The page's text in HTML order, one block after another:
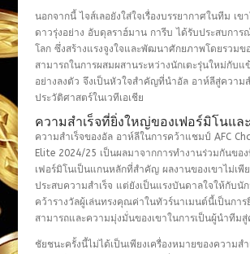
นอกจากนี้ ไจส์เลอยังใส่ใจเรื่องบรรยากาศในทีม เข
ดาวรุ่งอย่าง อับดุลราฮ์มาน การีบ ได้รับประสบการ
โลก ซึ่งสร้างแรงจูงใจและพัฒนาศักยภาพโดยรวมข
สามารถในการผสมผสานระหว่างนักเตะรุ่นใหม่กับแ
อย่างลงตัว จึงเป็นหัวใจสำคัญที่นำอัล อาห์ลีสู่ความส
ประวัติศาสตร์ในเวทีเอเชีย
ความสำเร็จที่ยิ่งใหญ่ของเฟอร์มิโนแล
ความสำเร็จของอัล อาห์ลีในการคว้าแชมป์ AFC
Elite 2024/25 เป็นผลมาจากการทำงานร่วมกันขอ
เฟอร์มิโนเป็นแกนหลักที่สำคัญ ผลงานของเขาไม่เพี
ประสบความสำเร็จ แต่ยังเป็นแรงบันดาลใจให้กับนั
คว้ารางวัลผู้เล่นทรงคุณค่าในทัวร์นาเมนต์นี้เป็นกา
สามารถและความมุ่งมั่นของเขาในการเป็นผู้นำทีมสู่
ชัยชนะครั้งนี้ไม่ได้เป็นเพียงเครื่องหมายของความส